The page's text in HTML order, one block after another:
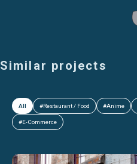
Similar projects
All #Restaurant / Food #Anime
#E-Commerce